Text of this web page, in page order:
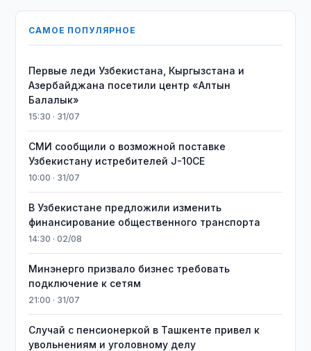
САМОЕ ПОПУЛЯРНОЕ
Первые леди Узбекистана, Кыргызстана и
Азербайджана посетили центр «Алтын
Балалык»
15:30 · 31/07
СМИ сообщили о возможной поставке
Узбекистану истребителей J-10CE
10:00 · 31/07
В Узбекистане предложили изменить
финансирование общественного транспорта
14:30 · 02/08
Минэнерго призвало бизнес требовать
подключение к сетям
21:00 · 31/07
Случай с пенсионеркой в Ташкенте привел к
увольнениям и уголовному делу